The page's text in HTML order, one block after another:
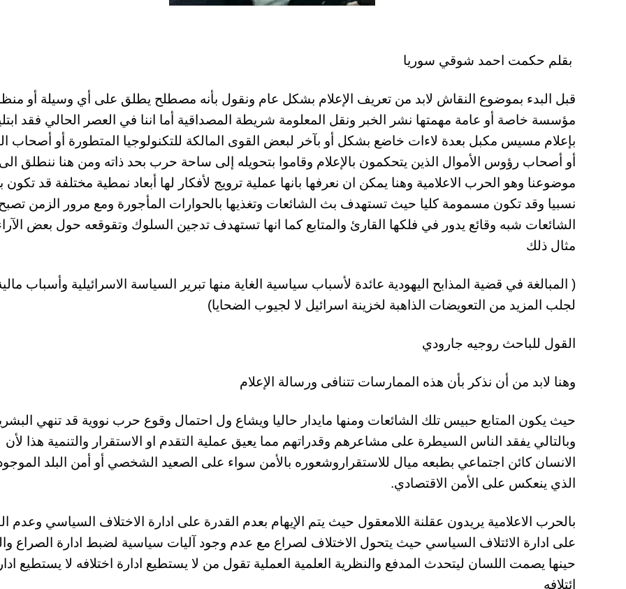
بقلم حكمت احمد شوقي سوريا
قبل البدء بموضوع النقاش لابد من تعريف الإعلام بشكل عام ونقول بأنه مصطلح يطلق على أي وسيلة أو
مؤسسة خاصة أو عامة مهمتها نشر الخبر ونقل المعلومة شريطة المصداقية أما اننا في العصر الحالي فقد
بإعلام مسيس مكبل بعدة لاءات خاضع بشكل أو بآخر لبعض القوى المالكة للتكنولوجيا المتطورة أو أصحاب
أو أصحاب رؤوس الأموال الذين يتحكمون بالإعلام وقاموا بتحويله إلى ساحة حرب بحد ذاته ومن هنا ننطلق الى
موضوعنا وهو الحرب الاعلامية وهنا يمكن ان نعرفها بانها عملية ترويج لأفكار لها أبعاد نمطية مختلفة قد تكون
نسبيا وقد تكون مسمومة كليا حيث تستهدف بث الشائعات وتغذيها بالحوارات المأجورة ومع مرور الزمن
الشائعات شبه وقائع يدور في فلكها القارئ والمتابع كما انها تستهدف تدجين السلوك وتقوقعه حول بعض
مثال ذلك
( المبالغة في قضية المذابح اليهودية عائدة لأسباب سياسية الغاية منها تبرير السياسة الاسرائيلية وأسباب
لجلب المزيد من التعويضات الذاهبة لخزينة اسرائيل لا لجيوب الضحايا)
القول للباحث روجيه جارودي
وهنا لابد من أن نذكر بأن هذه الممارسات تتنافى ورسالة الإعلام
حيث يكون المتابع حبيس تلك الشائعات ومنها مايدار حاليا ويشاع ول احتمال وقوع حرب نووية قد تنهي
وبالتالي يفقد الناس السيطرة على مشاعرهم وقدراتهم مما يعيق عملية التقدم او الاستقرار والتنمية هذا لأن
الانسان كائن اجتماعي بطبعه ميال للاستقراروشعوره بالأمن سواء على الصعيد الشخصي أو أمن البلد
الذي ينعكس على الأمن الاقتصادي.
بالحرب الاعلامية يريدون عقلنة اللامعقول حيث يتم الإيهام بعدم القدرة على ادارة الاختلاف السياسي وعدم
على ادارة الائتلاف السياسي حيث يتحول الاختلاف لصراع مع عدم وجود آليات سياسية لضبط ادارة الصراع
حينها يصمت اللسان ليتحدث المدفع والنظرية العلمية العملية تقول من لا يستطيع ادارة اختلافه لا يستطيع
ائتلافه